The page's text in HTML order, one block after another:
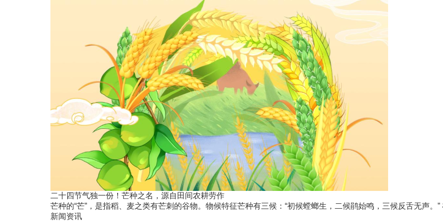
二十四节气独一份！芒种之名，源自田间农耕劳作
芒种的“芒”，是指稻、麦之类有芒刺的谷物。物候特征芒种有三候：“初候螳螂生，二候鹃始鸣，三候反舌无声。
新闻资讯